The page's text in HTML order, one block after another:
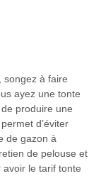
songez à faire
ayez une tonte
produire une
d’éviter
de gazon à
de pelouse et
le tarif tonte